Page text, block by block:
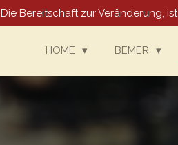
Die Bereitschaft zur Veränderung,
HOME BEMER